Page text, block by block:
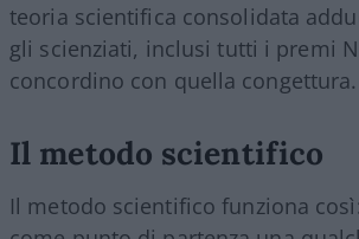
teoria scientifica consolidata
gli scienziati, inclusi tutti i premi
concordino con quella congettura.
Il metodo scientifico
Il metodo scientifico funziona